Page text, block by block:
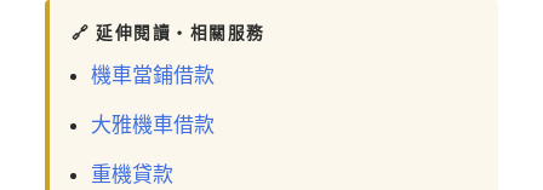
🔗 延伸閱讀・相關服務
機車當鋪借款
大雅機車借款
重機貸款